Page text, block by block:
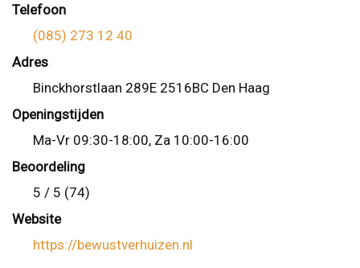
Telefoon
(085) 273 12 40
Adres
Binckhorstlaan 289E 2516BC Den Haag
Openingstijden
Ma-Vr 09:30-18:00, Za 10:00-16:00
Beoordeling
5 / 5 (74)
Website
https://bewustverhuizen.nl